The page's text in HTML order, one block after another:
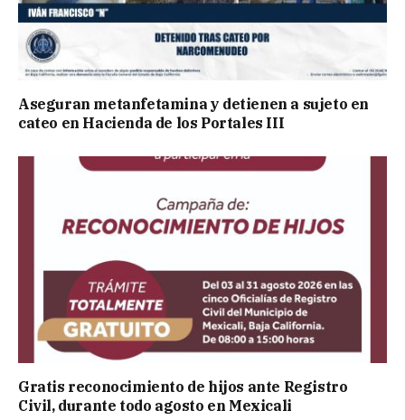
Aseguran metanfetamina y detienen a sujeto en
cateo en Hacienda de los Portales III
Gratis reconocimiento de hijos ante Registro
Civil, durante todo agosto en Mexicali